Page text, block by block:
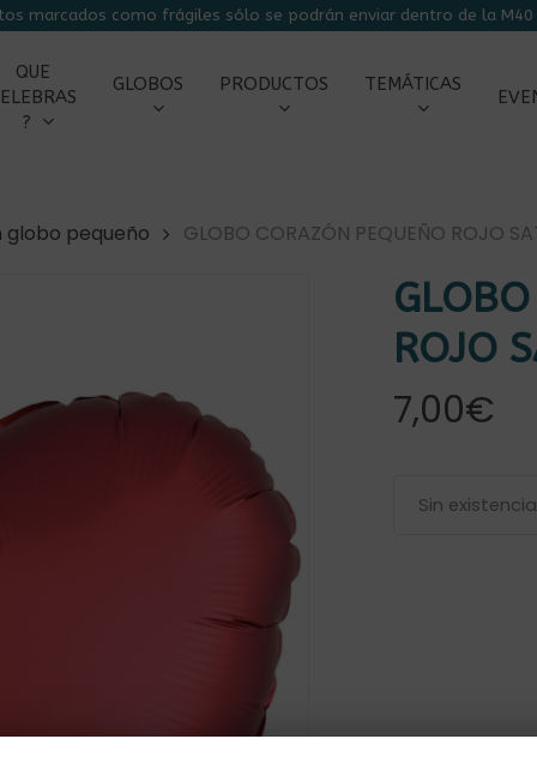
marcados como frágiles sólo se podrán enviar dentro de la M40
QUE
?
GLOBOS PRODUCTOS TEMÁTICAS
globo pequeño GLOBO CORAZÓN PEQUEÑO ROJO
ROJO
7,00€
Sin